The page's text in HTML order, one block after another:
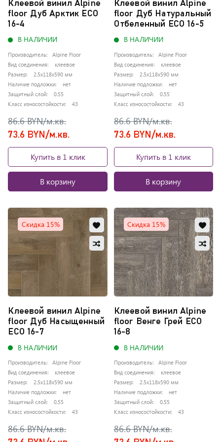
Клеевой винил Alpine
floor Дуб Арктик ЕСО
16-4
В НАЛИЧИИ
Производитель:
Alpine Floor
Вид соединения:
клеевое
Размер:
2.5x118x590 мм
Наличие подложки:
нет
Защитный слой:
0.55
Класс износостойкости:
43
86.6 BYN/м.кв.
73.6 BYN/м.кв.
Купить в 1 клик
В корзину
Клеевой винил Alpine
floor Дуб Натуральный
Отбеленный ЕСО 16-5
В НАЛИЧИИ
Производитель:
Alpine Floor
Вид соединения:
клеевое
Размер:
2.5x118x590 мм
Наличие подложки:
нет
Защитный слой:
0.55
Класс износостойкости:
43
86.6 BYN/м.кв.
73.6 BYN/м.кв.
Купить в 1 клик
В корзину
Скидка 15%
Клеевой винил Alpine
floor Дуб Насыщенный
ЕСО 16-7
Добавить
в
избранное
Обновляю
список...
Добавить
в
сравнение
В НАЛИЧИИ
Производитель:
Alpine Floor
Вид соединения:
клеевое
Размер:
2.5x118x590 мм
Наличие подложки:
нет
Защитный слой:
0.55
Класс износостойкости:
43
86.6 BYN/м.кв.
Скидка 15%
Клеевой винил Alpine
floor Венге Грей ЕСО
16-8
в
в
В НАЛИЧИИ
Производитель:
Alpine Floor
Вид соединения:
клеевое
Размер:
2.5x118x590 мм
Наличие подложки:
нет
Защитный слой:
0.55
Класс износостойкости:
43
86.6 BYN/м.кв.